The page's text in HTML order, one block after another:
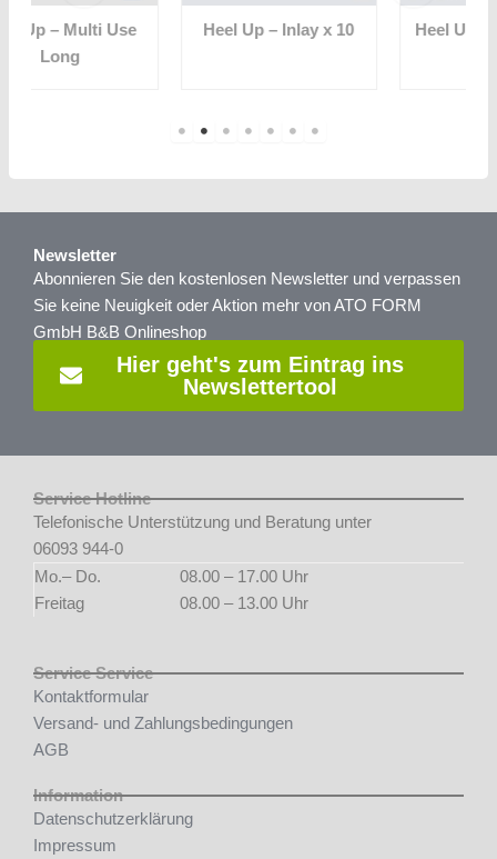
Heel Up – Inlay x 10 Heel Up Kids – 20 cm
Newsletter
Abonnieren Sie den kostenlosen Newsletter und verpassen
Sie keine Neuigkeit oder Aktion mehr von ATO FORM
GmbH B&B Onlineshop
Hier geht's zum Eintrag ins
Newslettertool
Service Hotline
Telefonische Unterstützung und Beratung unter
06093 944-0
Mo.– Do.
08.00 – 17.00 Uhr
Freitag
08.00 – 13.00 Uhr
Service Service
Kontaktformular
Versand- und Zahlungsbedingungen
AGB
Information
Datenschutzerklärung
Impressum